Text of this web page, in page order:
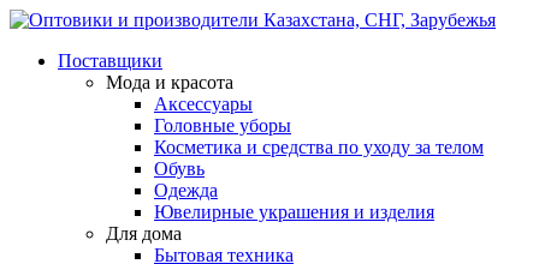
Поставщики
Мода и красота
Аксессуары
Головные уборы
Косметика и средства по уходу за телом
Обувь
Одежда
Ювелирные украшения и изделия
Для дома
Бытовая техника